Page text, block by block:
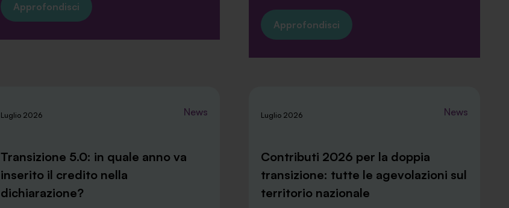
Approfondisci
Approfondisci
Luglio 2026 News
Transizione 5.0: in quale anno va
inserito il credito nella
dichiarazione?
Luglio 2026 News
Contributi 2026 per la doppia
transizione: tutte le agevolazioni sul
territorio nazionale